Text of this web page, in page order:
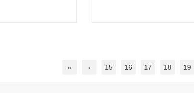
« ‹ 15 16 17 18 19